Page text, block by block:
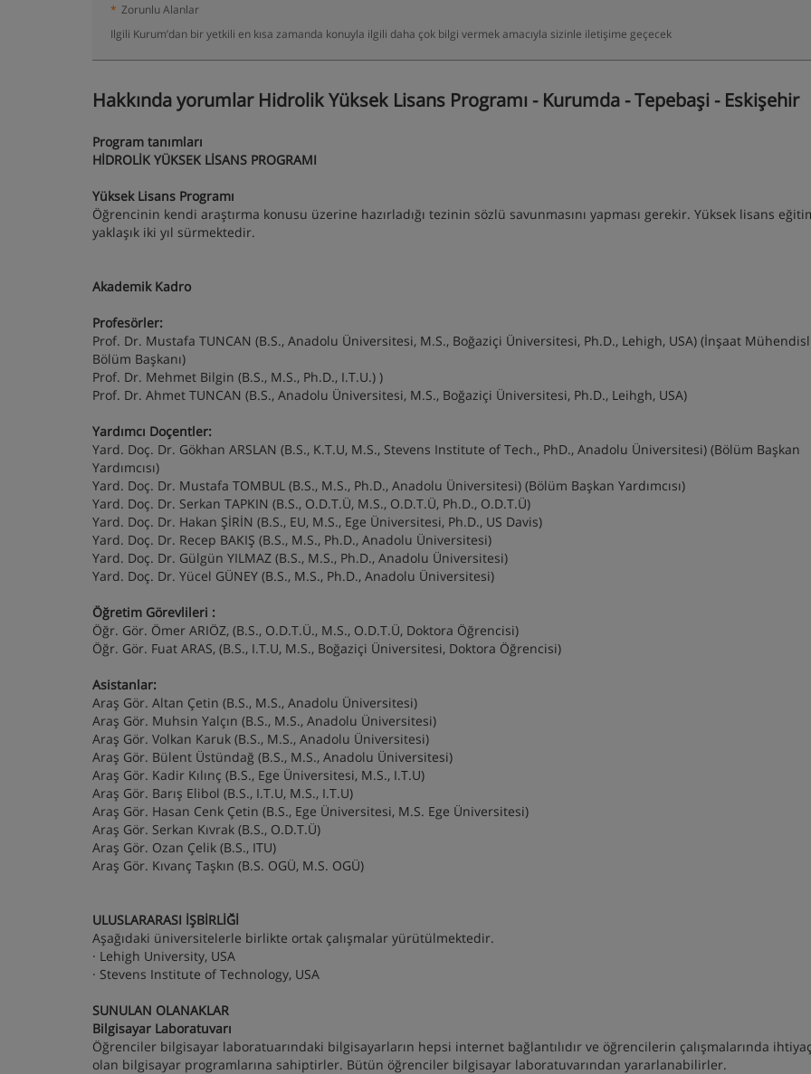
* Zorunlu Alanlar
Ilgili Kurum’dan bir yetkili en kısa zamanda konuyla ilgili daha çok bilgi vermek amacıyla sizinle iletişime geçecek
Hakkında yorumlar Hidrolik Yüksek Lisans Programı - Kurumda - Tepebaşi - Eskişehir
Program tanımları
HİDROLİK YÜKSEK LİSANS PROGRAMI
Yüksek Lisans Programı
Öğrencinin kendi araştırma konusu üzerine hazırladığı tezinin sözlü savunmasını yapması gerekir. Yüksek lisans
yaklaşık iki yıl sürmektedir.
Akademik Kadro
Profesörler:
Prof. Dr. Mustafa TUNCAN (B.S., Anadolu Üniversitesi, M.S., Boğaziçi Üniversitesi, Ph.D., Lehigh, USA) (İnşaat
Bölüm Başkanı)
Prof. Dr. Mehmet Bilgin (B.S., M.S., Ph.D., I.T.U.) )
Prof. Dr. Ahmet TUNCAN (B.S., Anadolu Üniversitesi, M.S., Boğaziçi Üniversitesi, Ph.D., Leihgh, USA)
Yardımcı Doçentler:
Yard. Doç. Dr. Gökhan ARSLAN (B.S., K.T.U, M.S., Stevens Institute of Tech., PhD., Anadolu Üniversitesi) (Bölüm Başkan
Yardımcısı)
Yard. Doç. Dr. Mustafa TOMBUL (B.S., M.S., Ph.D., Anadolu Üniversitesi) (Bölüm Başkan Yardımcısı)
Yard. Doç. Dr. Serkan TAPKIN (B.S., O.D.T.Ü, M.S., O.D.T.Ü, Ph.D., O.D.T.Ü)
Yard. Doç. Dr. Hakan ŞİRİN (B.S., EU, M.S., Ege Üniversitesi, Ph.D., US Davis)
Yard. Doç. Dr. Recep BAKIŞ (B.S., M.S., Ph.D., Anadolu Üniversitesi)
Yard. Doç. Dr. Gülgün YILMAZ (B.S., M.S., Ph.D., Anadolu Üniversitesi)
Yard. Doç. Dr. Yücel GÜNEY (B.S., M.S., Ph.D., Anadolu Üniversitesi)
Öğretim Görevlileri :
Öğr. Gör. Ömer ARIÖZ, (B.S., O.D.T.Ü., M.S., O.D.T.Ü, Doktora Öğrencisi)
Öğr. Gör. Fuat ARAS, (B.S., I.T.U, M.S., Boğaziçi Üniversitesi, Doktora Öğrencisi)
Asistanlar:
Araş Gör. Altan Çetin (B.S., M.S., Anadolu Üniversitesi)
Araş Gör. Muhsin Yalçın (B.S., M.S., Anadolu Üniversitesi)
Araş Gör. Volkan Karuk (B.S., M.S., Anadolu Üniversitesi)
Araş Gör. Bülent Üstündağ (B.S., M.S., Anadolu Üniversitesi)
Araş Gör. Kadir Kılınç (B.S., Ege Üniversitesi, M.S., I.T.U)
Araş Gör. Barış Elibol (B.S., I.T.U, M.S., I.T.U)
Araş Gör. Hasan Cenk Çetin (B.S., Ege Üniversitesi, M.S. Ege Üniversitesi)
Araş Gör. Serkan Kıvrak (B.S., O.D.T.Ü)
Araş Gör. Ozan Çelik (B.S., ITU)
Araş Gör. Kıvanç Taşkın (B.S. OGÜ, M.S. OGÜ)
ULUSLARARASI İŞBİRLİĞİ
Aşağıdaki üniversitelerle birlikte ortak çalışmalar yürütülmektedir.
· Lehigh University, USA
· Stevens Institute of Technology, USA
SUNULAN OLANAKLAR
Bilgisayar Laboratuvarı
Öğrenciler bilgisayar laboratuarındaki bilgisayarların hepsi internet bağlantılıdır ve öğrencilerin çalışmalarında
olan bilgisayar programlarına sahiptirler. Bütün öğrenciler bilgisayar laboratuvarından yararlanabilirler.